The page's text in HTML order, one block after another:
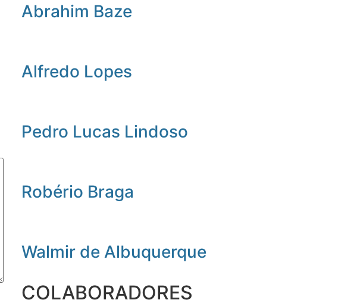
Abrahim Baze
Alfredo Lopes
Pedro Lucas Lindoso
Robério Braga
Walmir de Albuquerque
COLABORADORES